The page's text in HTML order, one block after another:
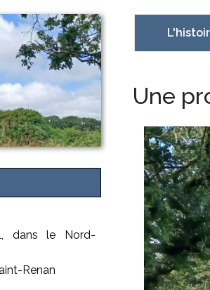
dans le Nord-
Renan
Une
Image